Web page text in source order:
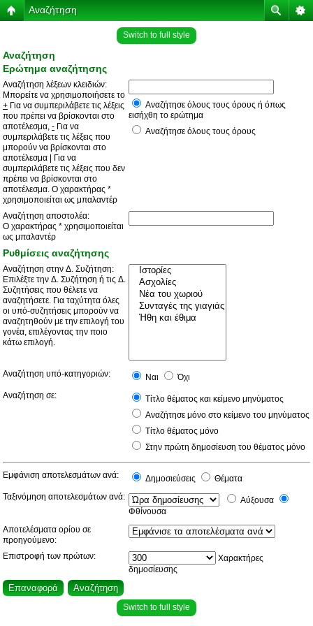
Αναζήτηση
Switch to full style
Αναζήτηση
Ερώτημα αναζήτησης
Αναζήτηση λέξεων κλειδιών:
Μπορείτε να χρησιμοποιήσετε το
+ Για να συμπεριλάβετε τις λέξεις
που πρέπει να βρίσκονται στο
αποτέλεσμα, - Για να
συμπεριλάβετε τις λέξεις που
μπορούν να βρίσκονται στο
αποτέλεσμα
Για να
συμπεριλάβετε τις λέξεις που δεν
πρέπει να βρίσκονται στο
αποτέλεσμα. Ο χαρακτήρας *
χρησιμοποιείται ως μπαλαντέρ
Αναζήτησε όλους τους όρους ή όπως
εισήχθη το ερώτημα
Αναζήτησε όλους τους όρους
Αναζήτηση αποστολέα:
Ο χαρακτήρας * χρησιμοποιείται
ως μπαλαντέρ
Ρυθμίσεις αναζήτησης
Αναζήτηση στην Δ. Συζήτηση:
Επιλέξτε την Δ. Συζήτηση ή τις Δ.
Συζητήσεις που θέλετε να
αναζητήσετε. Για ταχύτητα όλες
οι υπό-συζητήσεις μπορούν να
αναζητηθούν με την επιλογή του
γονέα, επιλέγοντας την ποιο
κάτω επιλογή.
Αναζήτηση υπό-κατηγοριών: Ναι
Όχι
Αναζήτηση σε:
Τίτλο θέματος και κείμενο μηνύματος
Αναζήτησε μόνο στο κείμενο του μηνύματος
Τίτλο θέματος μόνο
Στην πρώτη δημοσίευση του θέματος μόνο
Εμφάνιση αποτελεσμάτων ανά: Δημοσιεύσεις
Θέματα
Ταξινόμηση αποτελεσμάτων ανά:
Αύξουσα
Φθίνουσα
Αποτελέσματα ορίου σε
προηγούμενο:
Επιστροφή των πρώτων:
Χαρακτήρες
δημοσίευσης
Switch to full style